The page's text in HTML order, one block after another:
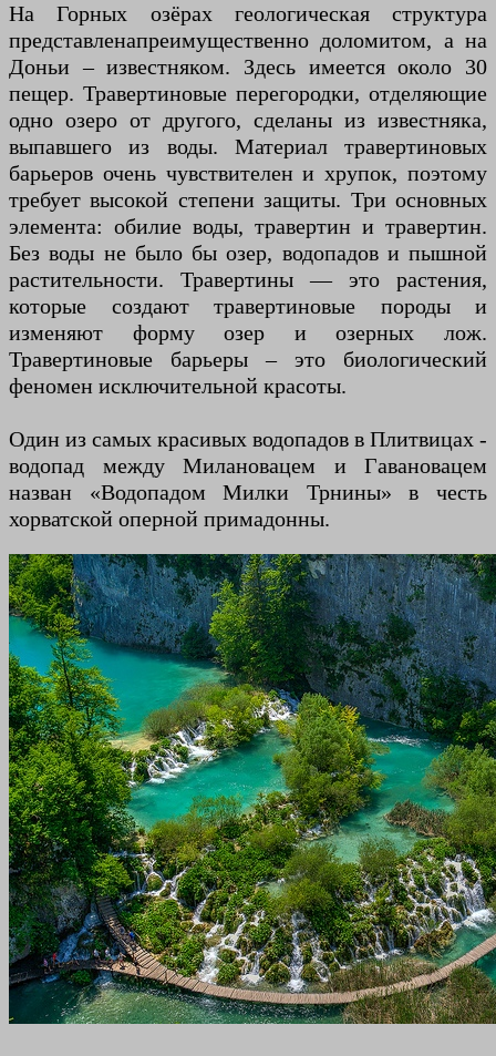
На Горных озёрах геологическая структура
представлена ​​преимущественно доломитом, а на
Доньи – известняком. Здесь имеется около 30
пещер. Травертиновые перегородки, отделяющие
одно озеро от другого, сделаны из известняка,
выпавшего из воды. Материал травертиновых
барьеров очень чувствителен и хрупок, поэтому
требует высокой степени защиты. Три основных
элемента: обилие воды, травертин и травертин.
Без воды не было бы озер, водопадов и пышной
растительности. Травертины — это растения,
которые создают травертиновые породы и
изменяют форму озер и озерных лож.
Травертиновые барьеры – это биологический
феномен исключительной красоты.
Один из самых красивых водопадов в Плитвицах -
водопад между Милановацем и Гавановацем
назван «Водопадом Милки Трнины» в честь
хорватской оперной примадонны.